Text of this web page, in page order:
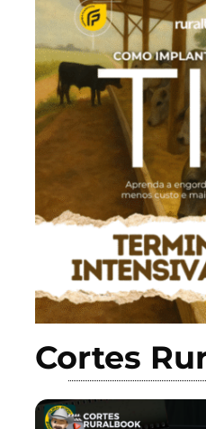
Cortes